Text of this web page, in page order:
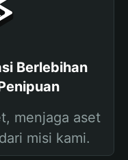
Berlebihan
menjaga aset
misi kami.